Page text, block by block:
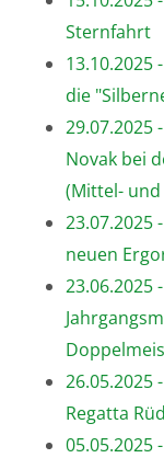
Sternfahrt
13.10.2025
die
29.07.2025
Novak bei
(Mittel-
23.07.2025
neuen
23.06.2025
26.05.2025
Regatta
05.05.2025